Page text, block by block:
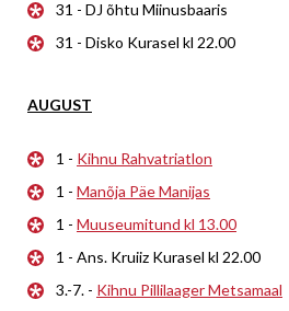
31 - DJ õhtu Miinusbaaris
31 - Disko Kurasel kl 22.00
AUGUST
1 - Kihnu Rahvatriatlon
1 - Manõja Päe Manijas
1 - Muuseumitund kl 13.00
1 - Ans. Kruiiz Kurasel kl 22.00
3.-7. - Kihnu Pillilaager Metsamaal